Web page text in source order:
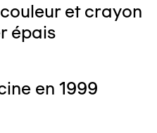
et crayon
épais
en 1999